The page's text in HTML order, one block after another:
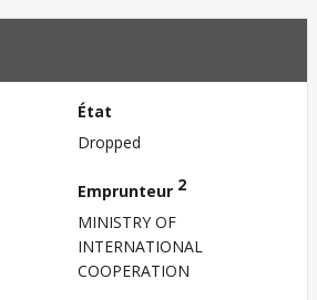
État
Dropped
Emprunteur 2
MINISTRY OF
INTERNATIONAL
COOPERATION